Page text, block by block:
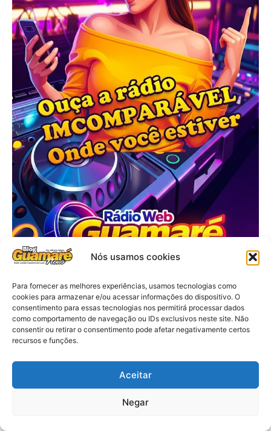
Nós usamos cookies
Para fornecer as melhores experiências, usamos tecnologias como
cookies para armazenar e/ou acessar informações do dispositivo. O
consentimento para essas tecnologias nos permitirá processar dados
como comportamento de navegação ou IDs exclusivos neste site. Não
consentir ou retirar o consentimento pode afetar negativamente certos
recursos e funções.
Aceitar
Negar